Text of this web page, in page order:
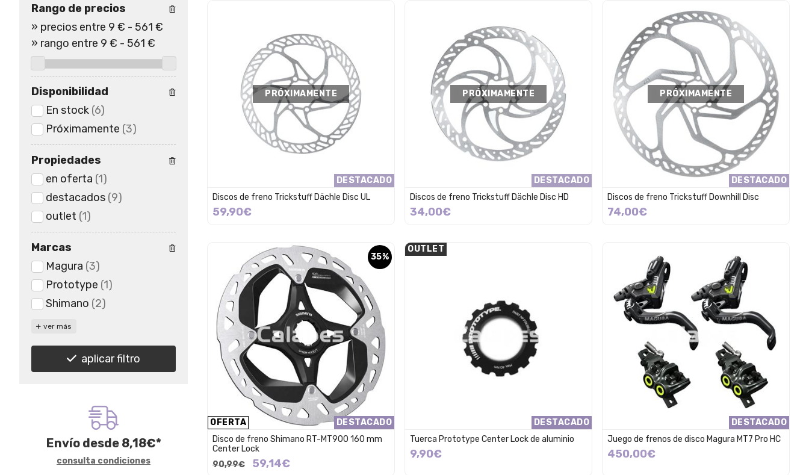
DESTACADO
PRÓXIMAMENTE
Discos de freno Trickstuff Dächle Disc UL
59,90€
DESTACADO
PRÓXIMAMENTE
Discos de freno Trickstuff Dächle Disc HD
34,00€
DESTACADO
PRÓXIMAMENTE
Discos de freno Trickstuff Downhill Disc
74,00€
35%
OFERTA
DESTACADO
Disco de freno Shimano RT-MT900 160 mm
Center Lock
90,99€
59,14€
DESTACADO
OUTLET
Tuerca Prototype Center Lock de aluminio
9,90€
DESTACADO
Juego de frenos de disco Magura MT7 Pro HC
450,00€
Rango de precios
» precios entre 9 € - 561 €
» rango entre 9 € - 561 €
Disponibilidad
En stock (6)
Próximamente (3)
Propiedades
en oferta (1)
destacados (9)
outlet (1)
Marcas
Magura (3)
Prototype (1)
Shimano (2)
ver más
aplicar filtro
Envío desde 8,18€*
consulta condiciones